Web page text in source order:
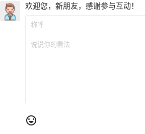
欢迎您，新朋友，感谢参与互动！